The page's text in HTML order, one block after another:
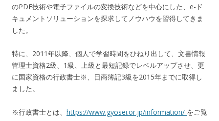
のPDF技術や電子ファイルの変換技術などを中心にした、e-ド
キュメントソリューションを探求してノウハウを習得してきま
した。
特に、2011年以降、個人で学習時間をひねり出して、文書情報
管理士資格2級、1級、上級と最短記録でレベルアップさせ、更
に国家資格の行政書士※、日商簿記3級を2015年までに取得し
ました。
※行政書士とは、 https://www.gyosei.or.jp/information/ をご覧